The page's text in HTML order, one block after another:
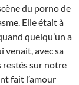
du porno de
Elle était à
quelqu’un a
venait, avec sa
restés sur notre
fait l’amour